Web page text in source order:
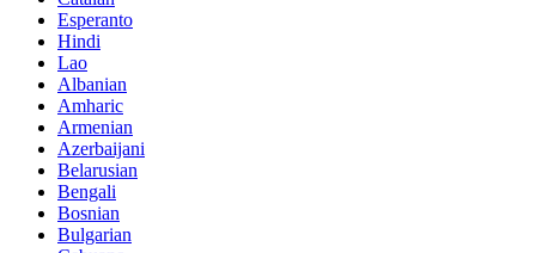
Esperanto
Hindi
Lao
Albanian
Amharic
Armenian
Azerbaijani
Belarusian
Bengali
Bosnian
Bulgarian